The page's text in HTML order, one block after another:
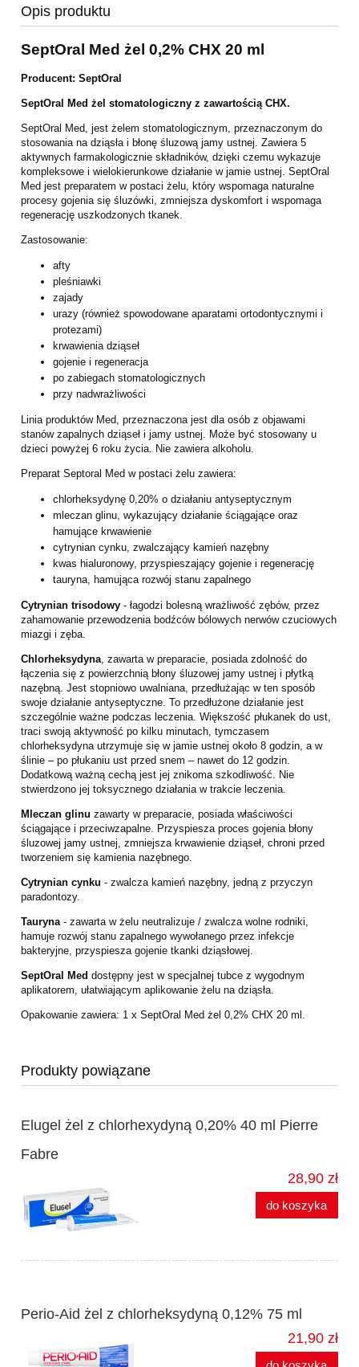
Opis produktu
SeptOral Med żel 0,2% CHX 20 ml
Producent: SeptOral
SeptOral Med żel stomatologiczny z zawartością CHX.
SeptOral Med, jest żelem stomatologicznym, przeznaczonym do
stosowania na dziąsła i błonę śluzową jamy ustnej. Zawiera 5
aktywnych farmakologicznie składników, dzięki czemu wykazuje
kompleksowe i wielokierunkowe działanie w jamie ustnej. SeptOral
Med jest preparatem w postaci żelu, który wspomaga naturalne
procesy gojenia się śluzówki, zmniejsza dyskomfort i wspomaga
regenerację uszkodzonych tkanek.
Zastosowanie:
afty
pleśniawki
zajady
urazy (również spowodowane aparatami ortodontycznymi i
protezami)
krwawienia dziąseł
gojenie i regeneracja
po zabiegach stomatologicznych
przy nadwrażliwości
Linia produktów Med, przeznaczona jest dla osób z objawami
stanów zapalnych dziąseł i jamy ustnej. Może być stosowany u
dzieci powyżej 6 roku życia. Nie zawiera alkoholu.
Preparat Septoral Med w postaci żelu zawiera:
chlorheksydynę 0,20% o działaniu antyseptycznym
mleczan glinu, wykazujący działanie ściągające oraz
hamujące krwawienie
cytrynian cynku, zwalczający kamień nazębny
kwas hialuronowy, przyspieszający gojenie i regenerację
tauryna, hamująca rozwój stanu zapalnego
Cytrynian trisodowy - łagodzi bolesną wrażliwość zębów, przez
zahamowanie przewodzenia bodźców bólowych nerwów czuciowych
miazgi i zęba.
Chlorheksydyna , zawarta w preparacie, posiada zdolność do
łączenia się z powierzchnią błony śluzowej jamy ustnej i płytką
nazębną. Jest stopniowo uwalniana, przedłużając w ten sposób
swoje działanie antyseptyczne. To przedłużone działanie jest
szczególnie ważne podczas leczenia. Większość płukanek do ust,
traci swoją aktywność po kilku minutach, tymczasem
chlorheksydyna utrzymuje się w jamie ustnej około 8 godzin, a w
ślinie – po płukaniu ust przed snem – nawet do 12 godzin.
Dodatkową ważną cechą jest jej znikoma szkodliwość. Nie
stwierdzono jej toksycznego działania w trakcie leczenia.
Mleczan glinu zawarty w preparacie, posiada właściwości
ściągające i przeciwzapalne. Przyspiesza proces gojenia błony
śluzowej jamy ustnej, zmniejsza krwawienie dziąseł, chroni przed
tworzeniem się kamienia nazębnego.
Cytrynian cynku - zwalcza kamień nazębny, jedną z przyczyn
paradontozy.
Tauryna - zawarta w żelu neutralizuje / zwalcza wolne rodniki,
hamuje rozwój stanu zapalnego wywołanego przez infekcje
bakteryjne, przyspiesza gojenie tkanki dziąsłowej.
SeptOral Med dostępny jest w specjalnej tubce z wygodnym
aplikatorem, ułatwiającym aplikowanie żelu na dziąsła.
Opakowanie zawiera: 1 x SeptOral Med żel 0,2% CHX 20 ml.
Produkty powiązane
Elugel żel z chlorhexydyną 0,20% 40 ml Pierre
Fabre
28,90 zł
do koszyka
Perio-Aid żel z chlorheksydyną 0,12% 75 ml
21,90 zł